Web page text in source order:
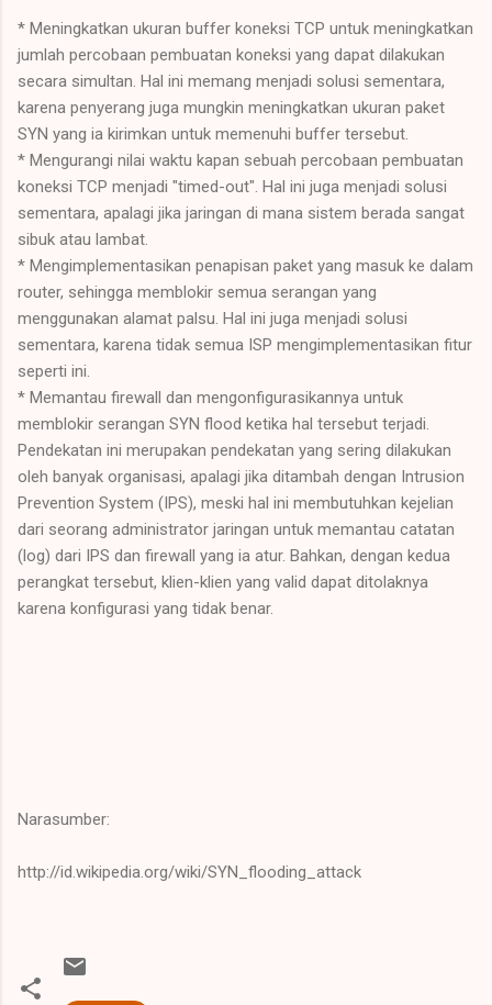
* Meningkatkan ukuran buffer koneksi TCP untuk meningkatkan
jumlah percobaan pembuatan koneksi yang dapat dilakukan
secara simultan. Hal ini memang menjadi solusi sementara,
karena penyerang juga mungkin meningkatkan ukuran paket
SYN yang ia kirimkan untuk memenuhi buffer tersebut.
* Mengurangi nilai waktu kapan sebuah percobaan pembuatan
koneksi TCP menjadi "timed-out". Hal ini juga menjadi solusi
sementara, apalagi jika jaringan di mana sistem berada sangat
sibuk atau lambat.
* Mengimplementasikan penapisan paket yang masuk ke dalam
router, sehingga memblokir semua serangan yang
menggunakan alamat palsu. Hal ini juga menjadi solusi
sementara, karena tidak semua ISP mengimplementasikan fitur
seperti ini.
* Memantau firewall dan mengonfigurasikannya untuk
memblokir serangan SYN flood ketika hal tersebut terjadi.
Pendekatan ini merupakan pendekatan yang sering dilakukan
oleh banyak organisasi, apalagi jika ditambah dengan Intrusion
Prevention System (IPS), meski hal ini membutuhkan kejelian
dari seorang administrator jaringan untuk memantau catatan
(log) dari IPS dan firewall yang ia atur. Bahkan, dengan kedua
perangkat tersebut, klien-klien yang valid dapat ditolaknya
karena konfigurasi yang tidak benar.
Narasumber:
http://id.wikipedia.org/wiki/SYN_flooding_attack